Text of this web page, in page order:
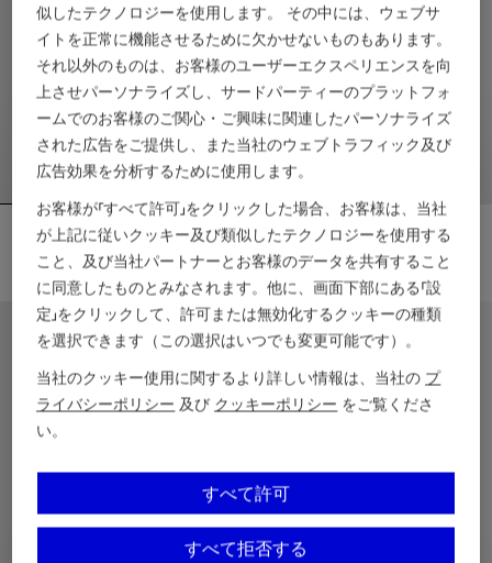
チェックトリム コットンTシャツ
￥33,000
チェックトリム コットンTシャツ, ￥33,000
チェックトリム コットンTシャツ
￥33,000
チェックトリム コットンTシャ
3歳 – 14歳 4歳 – 14歳
似したテクノロジーを使用します。 その中には、ウェブサ
イトを正常に機能させるために欠かせないものもあります。
それ以外のものは、お客様のユーザーエクスペリエンスを向
上させパーソナライズし、サードパーティーのプラットフォ
ームでのお客様のご関心・ご興味に関連したパーソナライズ
された広告をご提供し、また当社のウェブトラフィック及び
広告効果を分析するために使用します。
お客様が「すべて許可」をクリックした場合、お客様は、当社
が上記に従いクッキー及び類似したテクノロジーを使用する
こと、及び当社パートナーとお客様のデータを共有すること
に同意したものとみなされます。他に、画面下部にある「設
定」をクリックして、許可または無効化するクッキーの種類
を選択できます（この選択はいつでも変更可能です）。
当社のクッキー使用に関するより詳しい情報は、当社の プ
ライバシーポリシー 及び クッキーポリシー をご覧くださ
い。
すべて拒否する
すべて許可